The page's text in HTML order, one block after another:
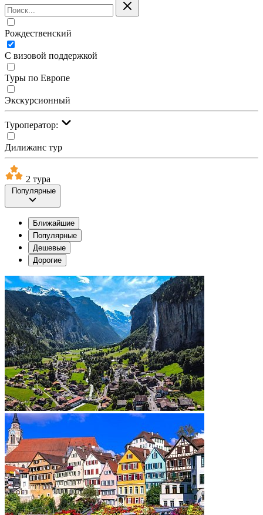
Рождественский
С визовой поддержкой
Туры по Европе
Экскурсионный
Туроператор:
Дилижанс тур
2 тура
Популярные
Ближайшие
Популярные
Дешевые
Дорогие